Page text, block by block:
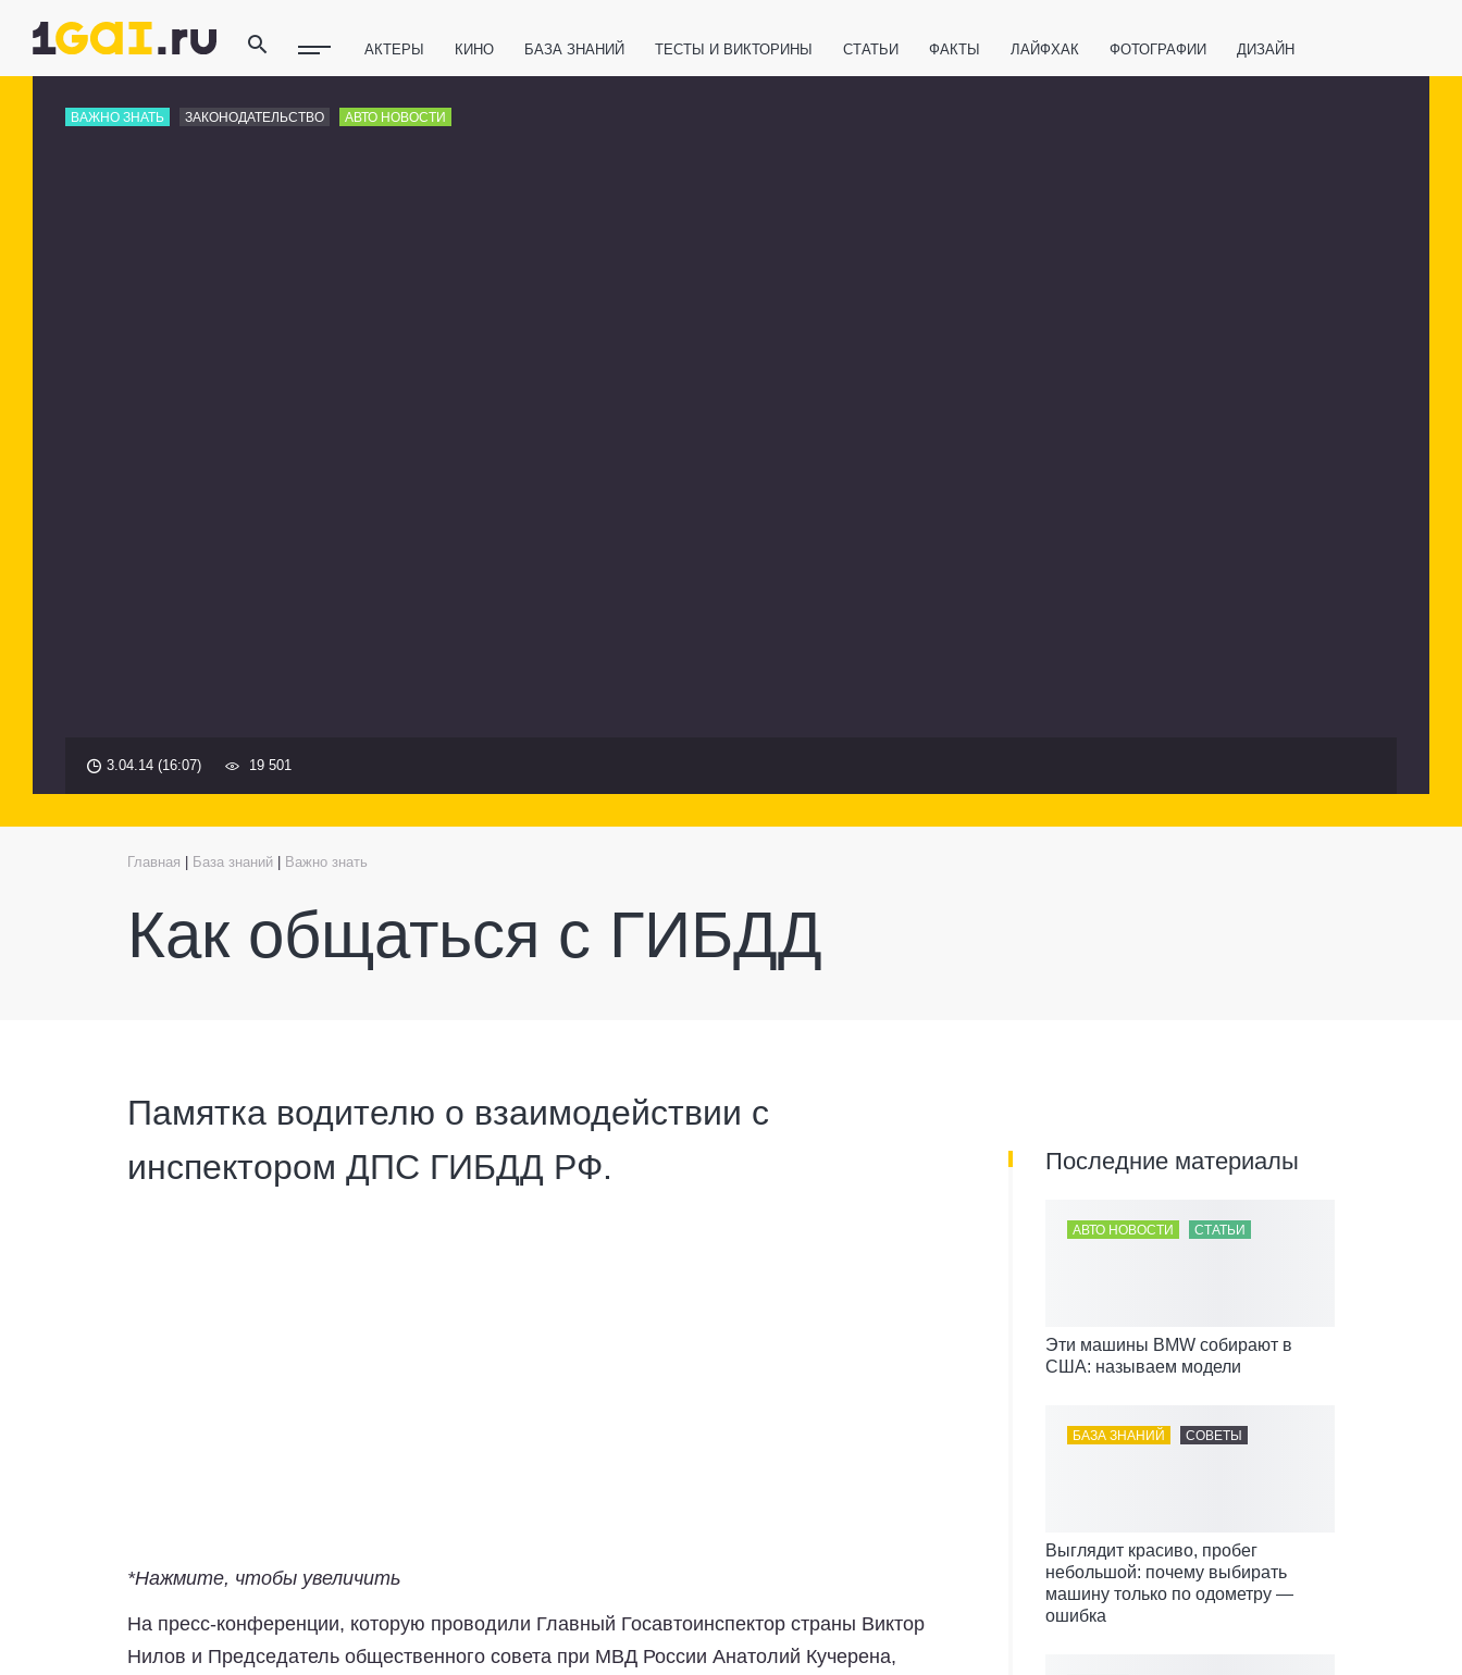
АКТЕРЫ КИНО БАЗА ЗНАНИЙ ТЕСТЫ И ВИКТОРИНЫ СТАТЬИ ФАКТЫ ЛАЙФХАК ФОТОГРАФИИ ДИЗАЙН
ФИТНЕС
ВАЖНО ЗНАТЬ ЗАКОНОДАТЕЛЬСТВО АВТО НОВОСТИ
3.04.14 (16:07) 19 501
Главная База знаний Важно знать
Как общаться с ГИБДД
Памятка водителю о взаимодействии с
инспектором ДПС ГИБДД РФ.
*Нажмите, чтобы увеличить
На пресс-конференции, которую проводили Главный Госавтоинспектор страны Виктор
Нилов и Председатель общественного совета при МВД России Анатолий Кучерена,
Последние материалы
АВТО НОВОСТИ СТАТЬИ
Эти машины BMW собирают в
США: называем модели
БАЗА ЗНАНИЙ СОВЕТЫ
Выглядит красиво, пробег
небольшой: почему выбирать
машину только по одометру —
ошибка